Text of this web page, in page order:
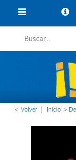
< Volver Inicio >